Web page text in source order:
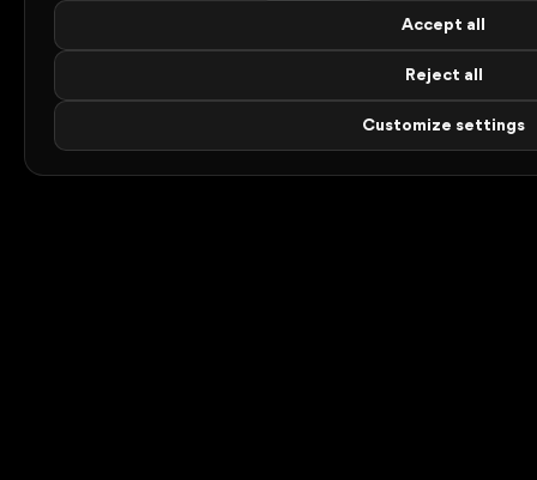
Accept all
Reject all
Customize settings